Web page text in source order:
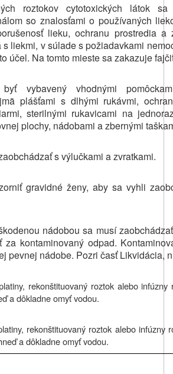
roztokov cytotoxických látok
so znalosťami o používaných
lieku, ochranu prostredia a
s liekmi, v súlade s požiadavkami
účel. Na tomto mieste sa zakazuje
vybavený vhodnými
plášťami s dlhými rukávmi,
sterilnými rukavicami na
plochy, nádobami a zbernými
s výlučkami a zvratkami.
gravidné ženy, aby sa vyhli
nádobou sa musí
za kontaminovaný odpad.
pevnej nádobe. Pozri časť Likvidácia,
rekonštituovaný roztok alebo
a dôkladne omyť vodou.
rekonštituovaný roztok alebo infúzny
a dôkladne omyť vodou.